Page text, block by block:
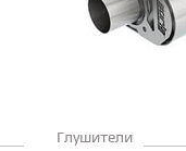
Глушители